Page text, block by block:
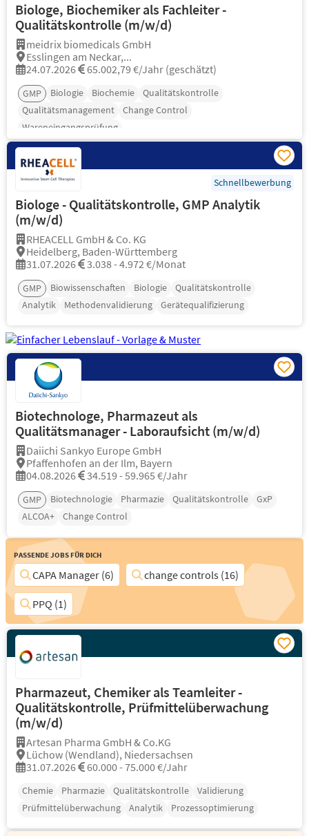
Biologe, Biochemiker als Fachleiter -
Qualitätskontrolle (m/w/d)
meidrix biomedicals GmbH
Esslingen am Neckar,...
24.07.2026
65.002,79 €/Jahr (geschätzt)
GMP Biologie Biochemie
Qualitätskontrolle
Qualitätsmanagement
Change Control
Wareneingangsprüfung
Schnellbewerbung
Biologe - Qualitätskontrolle, GMP Analytik
(m/w/d)
RHEACELL GmbH & Co. KG
Heidelberg, Baden-Württemberg
31.07.2026
3.038 - 4.972 €/Monat
GMP Biowissenschaften Biologie
Qualitätskontrolle
Analytik
Methodenvalidierung Gerätequalifizierung
Biotechnologe, Pharmazeut als
Qualitätsmanager - Laboraufsicht (m/w/d)
Daiichi Sankyo Europe GmbH
Pfaffenhofen an der Ilm, Bayern
04.08.2026
34.519 - 59.965 €/Jahr
GMP Biotechnologie Pharmazie Qualitätskontrolle
GxP
ALCOA+
Change Control
Passende Jobs für Dich
CAPA Manager (6)
change controls (16)
PPQ (1)
Pharmazeut, Chemiker als Teamleiter -
Qualitätskontrolle, Prüfmittelüberwachung
(m/w/d)
Artesan Pharma GmbH & Co.KG
Lüchow (Wendland), Niedersachsen
31.07.2026
60.000 - 75.000 €/Jahr
Chemie Pharmazie Qualitätskontrolle
Validierung
Prüfmittelüberwachung
Analytik Prozessoptimierung